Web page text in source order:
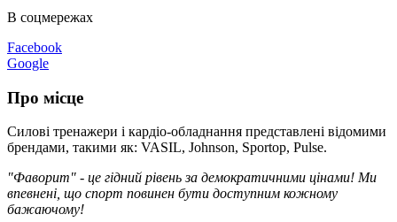
В соцмережах
Facebook
Google
Про місце
Силові тренажери і кардіо-обладнання представлені відомими
брендами, такими як: VASIL, Johnson, Sportop, Pulse.
"Фаворит" - це гідний рівень за демократичними цінами! Ми
впевнені, що спорт повинен бути доступним кожному
бажаючому!